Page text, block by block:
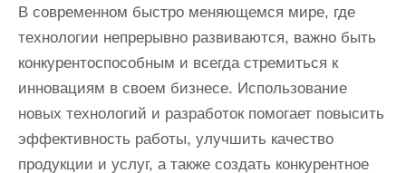
В современном быстро меняющемся мире, где
технологии непрерывно развиваются, важно быть
конкурентоспособным и всегда стремиться к
инновациям в своем бизнесе. Использование
новых технологий и разработок помогает повысить
эффективность работы, улучшить качество
продукции и услуг, а также создать конкурентное